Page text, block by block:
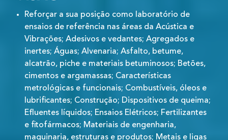
Reforçar a sua posição como laboratório de
ensaios de referência nas áreas da Acústica e
Vibrações; Adesivos e vedantes; Agregados e
inertes; Águas; Alvenaria; Asfalto, betume,
alcatrão, piche e materiais betuminosos; Betões,
cimentos e argamassas; Características
metrológicas e funcionais; Combustíveis, óleos e
lubrificantes; Construção; Dispositivos de queima;
Efluentes líquidos; Ensaios Elétricos; Fertilizantes
e fitofármacos; Materiais de engenharia,
maquinaria, estruturas e produtos; Metais e ligas